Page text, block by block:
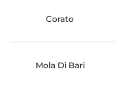
Corato
Mola Di Bari